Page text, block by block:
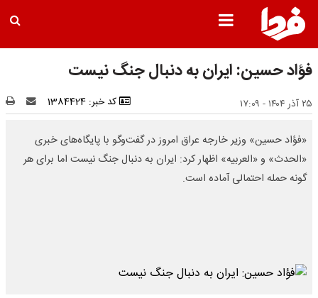
فؤاد حسین: ایران به دنبال جنگ نیست
۲۵ آذر ۱۴۰۴ - ۱۷:۰۹ کد خبر: 1384424
«فؤاد حسین» وزیر خارجه عراق امروز در گفت‌وگو با پایگاه‌های خبری
«الحدث» و «العربیه» اظهار کرد: ایران به دنبال جنگ نیست اما برای هر
گونه حمله احتمالی آماده است.